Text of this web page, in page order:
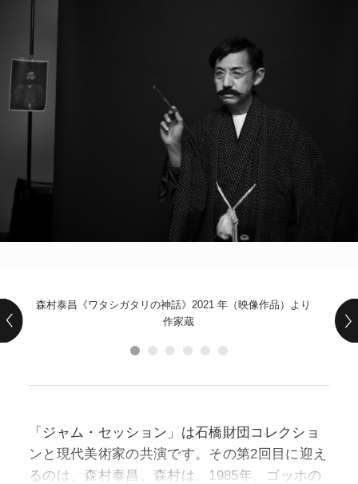
COMPANY
森村泰昌《ワタシガタリの神話》2021 年（映像作品）より
作家蔵
「ジャム・セッション」は石橋財団コレクショ
ンと現代美術家の共演です。その第2回目に迎え
るのは、森村泰昌。森村は、1985年、ゴッホの